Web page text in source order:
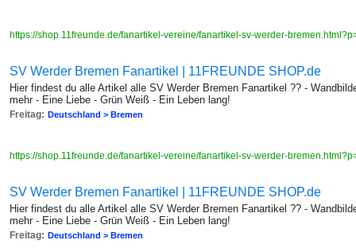
https://shop.11freunde.de/fanartikel-vereine/fanartikel-sv-werder-
SV Werder Bremen Fanartikel | 11FREUNDE SHOP.de
Hier findest du alle Artikel alle SV Werder Bremen Fanartikel ?? -
mehr - Eine Liebe - Grün Weiß - Ein Leben lang!
Freitag: Deutschland > Bremen
https://shop.11freunde.de/fanartikel-vereine/fanartikel-sv-werder-
SV Werder Bremen Fanartikel | 11FREUNDE SHOP.de
Hier findest du alle Artikel alle SV Werder Bremen Fanartikel ?? -
mehr - Eine Liebe - Grün Weiß - Ein Leben lang!
Freitag: Deutschland > Bremen